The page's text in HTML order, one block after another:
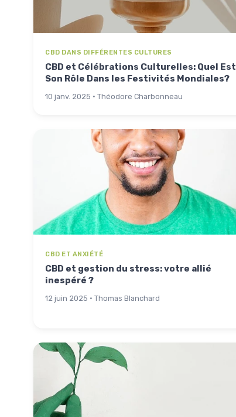
CBD DANS DIFFÉRENTES CULTURES
CBD et Célébrations Culturelles: Quel Est
Son Rôle Dans les Festivités Mondiales?
10 janv. 2025 · Théodore Charbonneau
CBD ET ANXIÉTÉ
CBD et gestion du stress: votre allié
inespéré ?
12 juin 2025 · Thomas Blanchard